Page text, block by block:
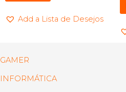
Add a Lista de Desejos
GAMER
INFORMÁTICA